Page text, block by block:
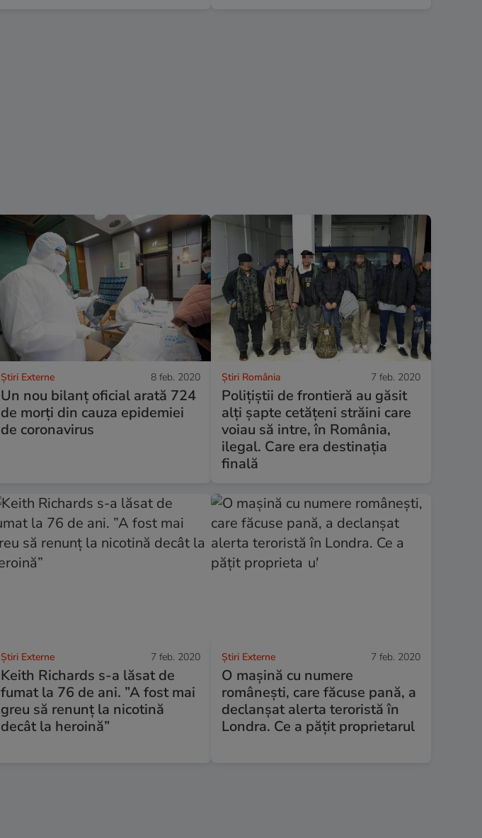
Știri Externe 8 feb. 2020
Un nou bilanț oficial arată 724
de morți din cauza epidemiei
de coronavirus
Știri România 7 feb. 2020
Polițiștii de frontieră au găsit
alți șapte cetăţeni străini care
voiau să intre, în România,
ilegal. Care era destinația
finală
Știri Externe 7 feb. 2020
Keith Richards s-a lăsat de
fumat la 76 de ani. ”A fost mai
greu să renunț la nicotină
decât la heroină”
Știri Externe 7 feb. 2020
O mașină cu numere
românești, care făcuse pană, a
declanșat alerta teroristă în
Londra. Ce a pățit proprietarul